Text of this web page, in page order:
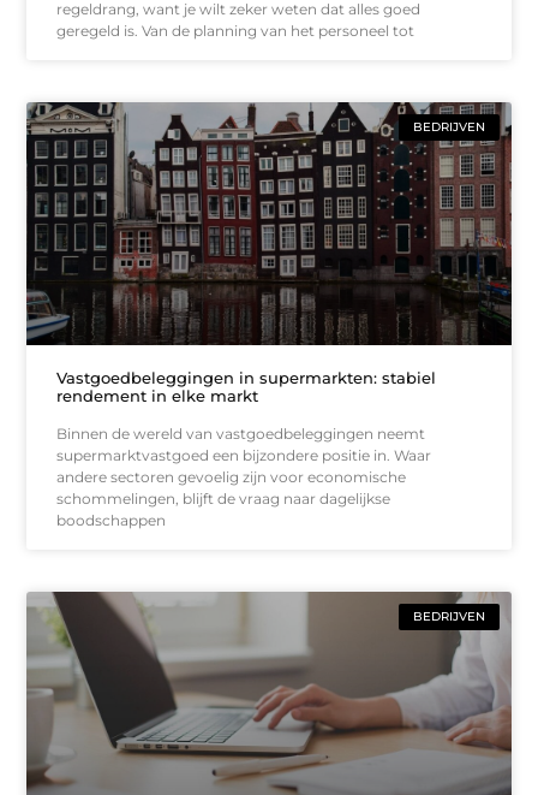
regeldrang, want je wilt zeker weten dat alles goed
geregeld is. Van de planning van het personeel tot
BEDRIJVEN
Vastgoedbeleggingen in supermarkten: stabiel
rendement in elke markt
Binnen de wereld van vastgoedbeleggingen neemt
supermarktvastgoed een bijzondere positie in. Waar
andere sectoren gevoelig zijn voor economische
schommelingen, blijft de vraag naar dagelijkse
boodschappen
BEDRIJVEN